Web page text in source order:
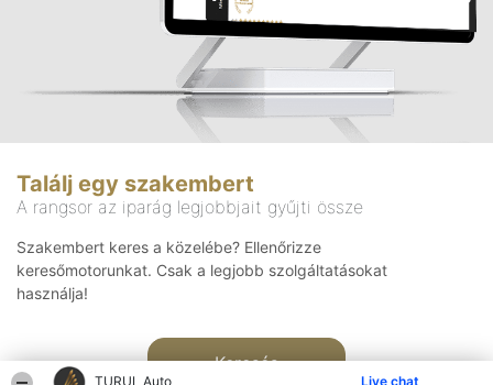
TURUL Auto Live chat
Találj egy szakembert
A rangsor az iparág legjobbjait gyűjti össze
Szakembert keres a közelébe? Ellenőrizze
keresőmotorunkat. Csak a legjobb szolgáltatásokat
használja!
Keresés